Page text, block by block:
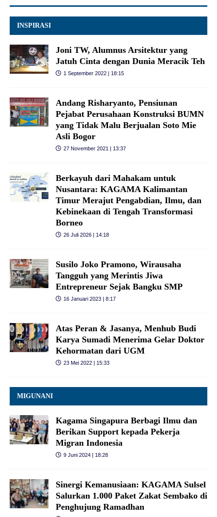
INSPIRASI
Joni TW, Alumnus Arsitektur yang
Jatuh Cinta dengan Dunia Meracik Teh
1 September 2022 | 18:15
Andang Risharyanto, Pensiunan
Pejabat Perusahaan Konstruksi BUMN
yang Tidak Malu Berjualan Soto Mie
Asli Bogor
27 November 2021 | 13:37
Berkayuh dari Mahakam untuk
Nusantara: KAGAMA Kalimantan
Timur Merajut Pengabdian, Ilmu, dan
Kebinekaan di Tengah Transformasi
Borneo
26 Juli 2026 | 14:18
Susilo Joko Pramono, Wirausaha
Tangguh yang Merintis Jiwa
Entrepreneur Sejak Bangku SMP
16 Januari 2023 | 8:17
Atas Peran & Jasanya, Menhub Budi
Karya Sumadi Menerima Gelar Doktor
Kehormatan dari UGM
23 Mei 2022 | 15:33
MIGUNANI
Kagama Singapura Berbagi Ilmu dan
Berikan Support kepada Pekerja
Migran Indonesia
9 Juni 2024 | 18:28
Sinergi Kemanusiaan: KAGAMA Sulsel
Salurkan 1.000 Paket Zakat Sembako di
Penghujung Ramadhan